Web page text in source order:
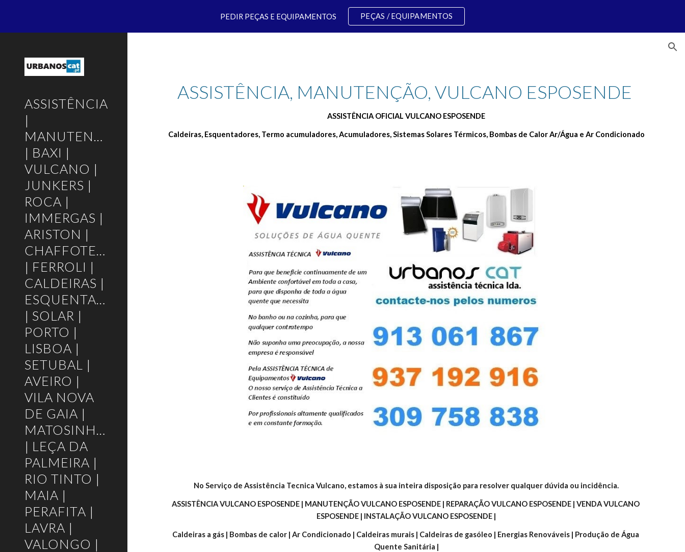
Skip to main content Skip to navigation
PEDIR PEÇAS E EQUIPAMENTOS PEÇAS / EQUIPAMENTOS
ASSISTÊNCIA
|
MANUTENÇÃO
| BAXI |
VULCANO |
JUNKERS |
ROCA |
IMMERGAS |
ARISTON |
CHAFFOTEAUX
| FERROLI |
CALDEIRAS |
ESQUENTADORES
| SOLAR |
PORTO |
LISBOA |
SETUBAL |
AVEIRO |
VILA NOVA
DE GAIA |
MATOSINHOS
| LEÇA DA
PALMEIRA |
RIO TINTO |
MAIA |
PERAFITA |
LAVRA |
VALONGO |
ASSISTÊNCIA, MANUTENÇÃO, VULCANO ESPOSENDE
ASSISTÊNCIA OFICIAL VULCANO ESPOSENDE
Caldeiras, Esquentadores, Termo acumuladores, Acumuladores, Sistemas Solares Térmicos, Bombas de Calor Ar/Água e Ar Condicionado
No Serviço de Assistência Tecnica Vulcano, estamos à sua inteira disposição para resolver qualquer dúvida ou incidência.
ASSISTÊNCIA VULCANO ESPOSENDE | MANUTENÇÃO VULCANO ESPOSENDE | REPARAÇÃO VULCANO ESPOSENDE | VENDA VULCANO
ESPOSENDE | INSTALAÇÃO VULCANO ESPOSENDE |
Caldeiras a gás | Bombas de calor | Ar Condicionado | Caldeiras murais | Caldeiras de gasóleo | Energias Renováveis | Produção de Água
Quente Sanitária |